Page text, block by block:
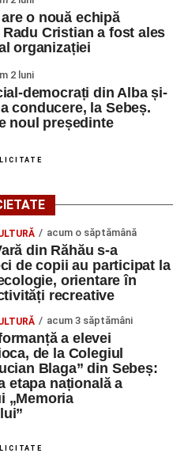
o nouă echipă
Cristian a fost ales
organizației
2 luni
democrați din Alba și-
conducere, la Sebeș.
noul președinte
acum o săptămână
din Răhău s-a
de copii au participat la
orientare în
recreative
acum 3 săptămâni
a elevei
de la Colegiul
Blaga” din Sebeș:
etapa națională a
„Memoria